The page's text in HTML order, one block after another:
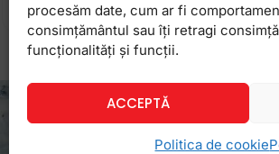
procesăm date, cum ar fi
consimțământul sau îți retragi
funcționalități și funcții.
ACCEPTĂ
Politica de cookie
8 aprilie 2021 Niciun comentariu